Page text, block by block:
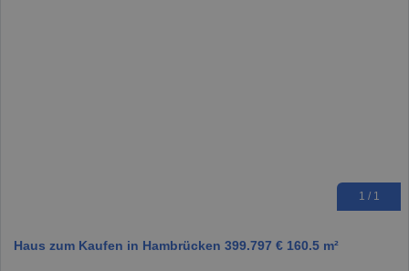
1 / 1
Haus zum Kaufen in Hambrücken 399.797 € 160.5 m²